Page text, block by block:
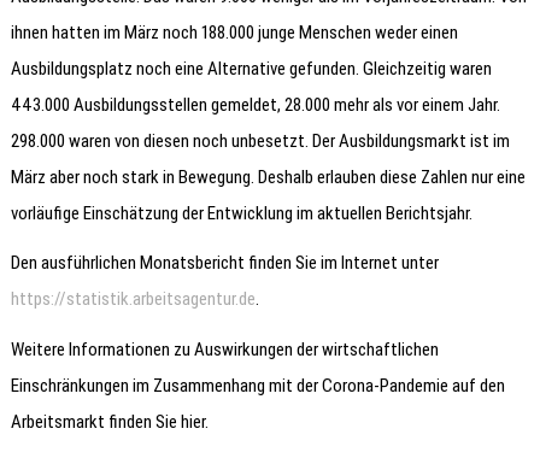
ihnen hatten im März noch 188.000 junge Menschen weder einen
Ausbildungsplatz noch eine Alternative gefunden. Gleichzeitig waren
443.000 Ausbildungsstellen gemeldet, 28.000 mehr als vor einem Jahr.
298.000 waren von diesen noch unbesetzt. Der Ausbildungsmarkt ist im
März aber noch stark in Bewegung. Deshalb erlauben diese Zahlen nur eine
vorläufige Einschätzung der Entwicklung im aktuellen Berichtsjahr.
Den ausführlichen Monatsbericht finden Sie im Internet unter
https://statistik.arbeitsagentur.de.
Weitere Informationen zu Auswirkungen der wirtschaftlichen
Einschränkungen im Zusammenhang mit der Corona-Pandemie auf den
Arbeitsmarkt finden Sie hier.